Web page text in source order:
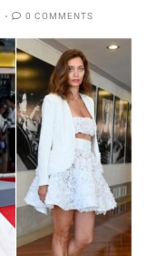
0 COMMENTS